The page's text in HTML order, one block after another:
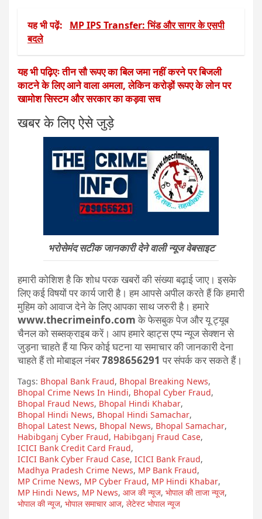
यह भी पढ़ें:
MP IPS Transfer: भिंड और सागर के एसपी
बदले
यह भी पढ़िएः तीन सौ रूपए का बिल जमा नहीं करने पर बिजली
काटने के लिए आने वाला अमला, लेकिन करोड़ों रूपए के लोन पर
खामोश सिस्टम और सरकार का कड़वा सच
खबर के लिए ऐसे जुड़े
भरोसेमंद सटीक जानकारी देने वाली न्यूज वेबसाइट
हमारी कोशिश है कि शोध परक खबरों की संख्या बढ़ाई जाए। इसके
लिए कई विषयों पर कार्य जारी है। हम आपसे अपील करते हैं कि हमारी
मुहिम को आवाज देने के लिए आपका साथ जरुरी है। हमारे
www.thecrimeinfo.comके फेसबुक पेज और यू ट्यूब
चैनल को सब्सक्राइब करें। आप हमारे व्हाट्स एप्प न्यूज सेक्शन से
जुड़ना चाहते हैं या फिर कोई घटना या समाचार की जानकारी देना
चाहते हैं तो मोबाइल नंबर7898656291 पर संपर्क कर सकते हैं।
Tags: Bhopal Bank Fraud, Bhopal Breaking News,
Bhopal Crime News In Hindi, Bhopal Cyber Fraud,
Bhopal Fraud News, Bhopal Hindi Khabar,
Bhopal Hindi News, Bhopal Hindi Samachar,
Bhopal Latest News, Bhopal News, Bhopal Samachar,
Habibganj Cyber Fraud, Habibganj Fraud Case,
ICICI Bank Credit Card Fraud,
ICICI Bank Cyber Fraud Case, ICICI Bank Fraud,
Madhya Pradesh Crime News, MP Bank Fraud,
MP Crime News, MP Cyber Fraud, MP Hindi Khabar,
MP Hindi News, MP News, आज की न्यूज, भोपाल की ताजा न्यूज,
भोपाल की न्यूज, भोपाल समाचार आज, लेटेस्ट भोपाल न्यूज